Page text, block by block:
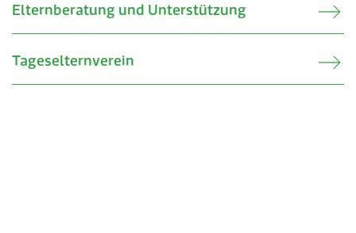
Elternberatung und Unterstützung
Tageselternverein